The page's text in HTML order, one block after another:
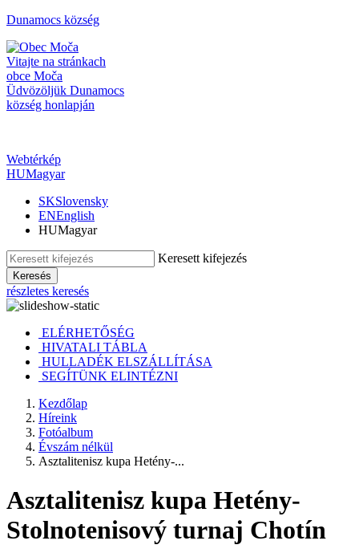
Dunamocs község
Vitajte na stránkach
obce Moča
Üdvözöljük Dunamocs
község honlapján
Webtérkép
HUMagyar
SKSlovensky
ENEnglish
HUMagyar
Keresett kifejezés
Keresés
részletes keresés
ELÉRHETŐSÉG
HIVATALI TÁBLA
HULLADÉK ELSZÁLLÍTÁSA
SEGÍTÜNK ELINTÉZNI
Kezdőlap
Híreink
Fotóalbum
Évszám nélkül
Asztalitenisz kupa Hetény-...
Asztalitenisz kupa Hetény-
Stolnotenisový turnaj Chotín